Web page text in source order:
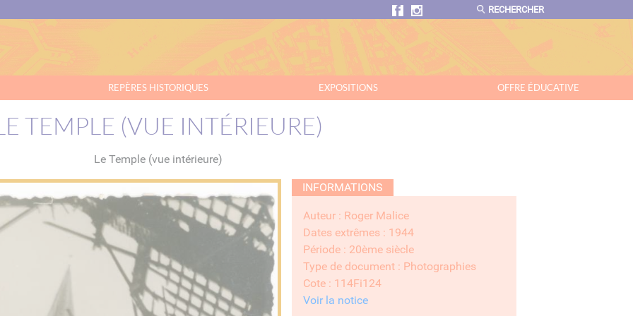
RECHERCHER
REPÈRES HISTORIQUES EXPOSITIONS OFFRE ÉDUCATIVE
TEMPLE (VUE INTÉRIEURE)
Le Temple (vue intérieure)
INFORMATIONS
Auteur : Roger Malice
Dates extrêmes : 1944
Période : 20ème siècle
Type de document : Photographies
Cote : 114Fi124
Voir la notice